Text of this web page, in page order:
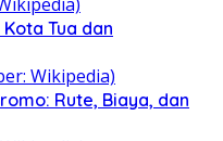
Tua dan
Rute, Biaya, dan